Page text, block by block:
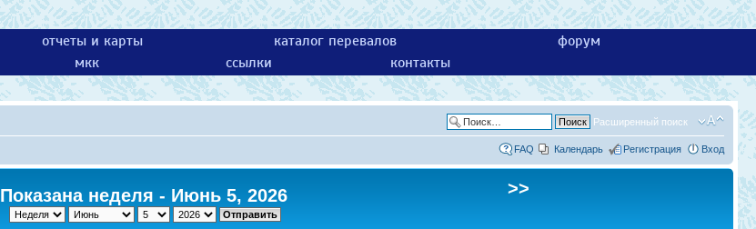
отчеты и карты каталог перевалов
форум
мкк ссылки контакты
Расширенный поиск
FAQ Календарь Регистрация Вход
Показана неделя - Июнь 5, 2026 >>